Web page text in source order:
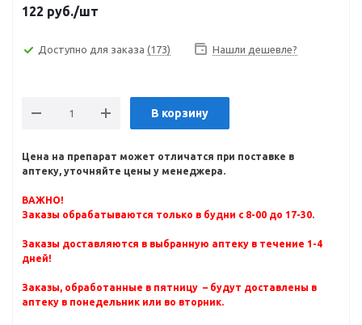
122 руб./шт
Доступно для заказа (173) Нашли дешевле?
В корзину
Цена на препарат может отличатся при поставке в
аптеку, уточняйте цены у менеджера.
ВАЖНО!
Заказы обрабатываются только в будни с 8-00 до 17-30.
Заказы доставляются в выбранную аптеку в течение 1-4
дней!
Заказы, обработанные в пятницу – будут доставлены в
аптеку в понедельник или во вторник.